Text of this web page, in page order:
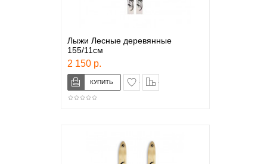
Лыжи Лесные деревянные
155/11см
2 150 р.
в закладки